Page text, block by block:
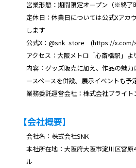
営業形態：期間限定オープン（※終了
定休日：休業日については公式Xアカ
します
公式X：@snk_store (https://
アクセス：大阪メトロ「心斎橋駅」よ
内容：グッズ販売に加え、作品の魅力
ースペースを併設。展示イベントも予
業務委託運営会社：株式会社ブライト
【会社概要】
会社名：株式会社SNK
本社所在地：大阪府大阪市淀川区宮原
ル